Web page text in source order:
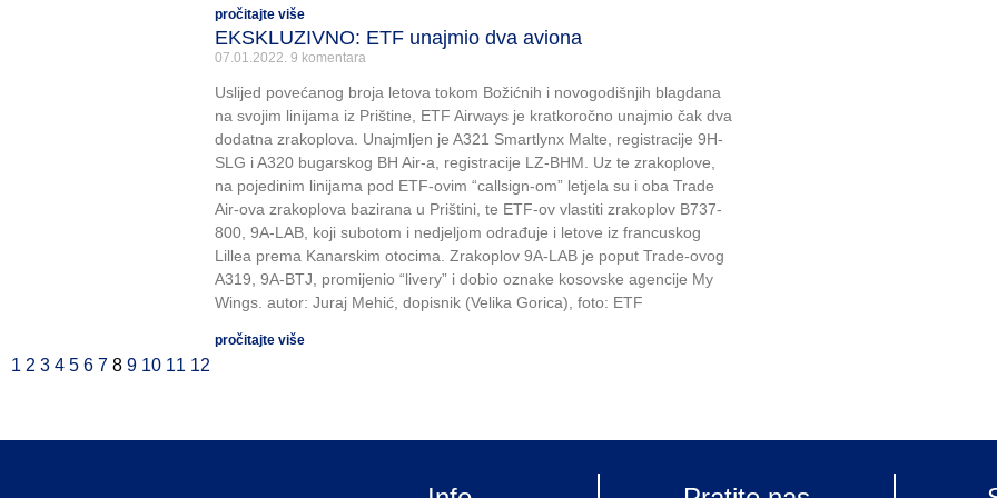
pročitajte više
EKSKLUZIVNO: ETF unajmio dva aviona
07.01.2022. 9 komentara
Uslijed povećanog broja letova tokom Božićnih i novogodišnjih blagdana
na svojim linijama iz Prištine, ETF Airways je kratkoročno unajmio čak dva
dodatna zrakoplova. Unajmljen je A321 Smartlynx Malte, registracije 9H-
SLG i A320 bugarskog BH Air-a, registracije LZ-BHM. Uz te zrakoplove,
na pojedinim linijama pod ETF-ovim “callsign-om” letjela su i oba Trade
Air-ova zrakoplova bazirana u Prištini, te ETF-ov vlastiti zrakoplov B737-
800, 9A-LAB, koji subotom i nedjeljom odrađuje i letove iz francuskog
Lillea prema Kanarskim otocima. Zrakoplov 9A-LAB je poput Trade-ovog
A319, 9A-BTJ, promijenio “livery” i dobio oznake kosovske agencije My
Wings. autor: Juraj Mehić, dopisnik (Velika Gorica), foto: ETF
pročitajte više
1 2 3 4 5 6 7 8 9 10 11 12